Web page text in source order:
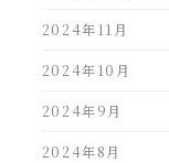
2024年11月
2024年10月
2024年9月
2024年8月